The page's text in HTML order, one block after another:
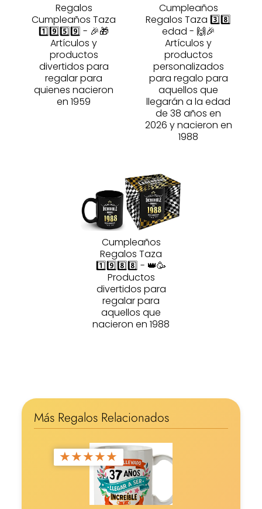
Regalos
Cumpleaños Taza
1️⃣9️⃣5️⃣9️⃣ - 🎉🎁
Artículos y
productos
divertidos para
regalar para
quienes nacieron
en 1959
Cumpleaños
Regalos Taza 3️⃣8️⃣
edad - 🙌🎉
Artículos y
productos
personalizados
para regalo para
aquellos que
llegarán a la edad
de 38 años en
2026 y nacieron en
1988
Cumpleaños
Regalos Taza
1️⃣9️⃣8️⃣8️⃣ - 👑🥳
Productos
divertidos para
regalar para
aquellos que
nacieron en 1988
Más Regalos Relacionados
★★★★★